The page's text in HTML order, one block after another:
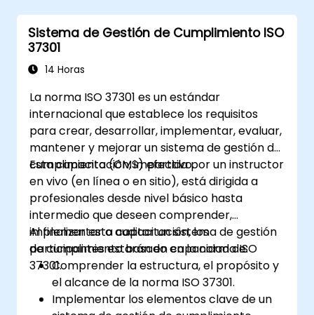
Sistema de Gestión de Cumplimiento ISO
37301
14 Horas
La norma ISO 37301 es un estándar
internacional que establece los requisitos
para crear, desarrollar, implementar, evaluar,
mantener y mejorar un sistema de gestión de
cumplimiento (CMS) efectivo.
Esta capacitación, impartida por un instructor
en vivo (en línea o en sitio), está dirigida a
profesionales desde nivel básico hasta
intermedio que deseen comprender,
implementar o auditar un sistema de gestión
de cumplimiento basado en la norma ISO
37301.
Al finalizar esta capacitación, los
participantes estarán en capacidad de:
Comprender la estructura, el propósito y
el alcance de la norma ISO 37301.
Implementar los elementos clave de un